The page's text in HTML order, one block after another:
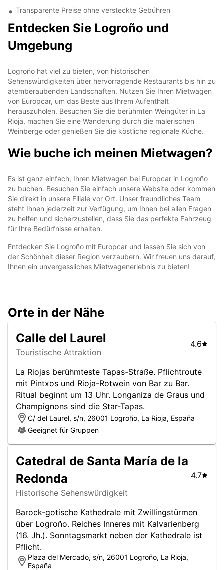
Transparente Preise ohne versteckte Gebühren
Entdecken Sie Logroño und
Umgebung
Logroño hat viel zu bieten, von historischen
Sehenswürdigkeiten über hervorragende Restaurants bis hin zu
atemberaubenden Landschaften. Nutzen Sie Ihren Mietwagen
von Europcar, um das Beste aus Ihrem Aufenthalt
herauszuholen. Besuchen Sie die berühmten Weingüter in La
Rioja, machen Sie eine Wanderung durch die malerischen
Weinberge oder genießen Sie die köstliche regionale Küche.
Wie buche ich meinen Mietwagen?
Es ist ganz einfach, Ihren Mietwagen bei Europcar in Logroño
zu buchen. Besuchen Sie einfach unsere Website oder kommen
Sie direkt in unsere Filiale vor Ort. Unser freundliches Team
steht Ihnen jederzeit zur Verfügung, um Ihnen bei allen Fragen
zu helfen und sicherzustellen, dass Sie das perfekte Fahrzeug
für Ihre Bedürfnisse erhalten.
Entdecken Sie Logroño mit Europcar und lassen Sie sich von
der Schönheit dieser Region verzaubern. Wir freuen uns darauf,
Ihnen ein unvergessliches Mietwagenerlebnis zu bieten!
Orte in der Nähe
Calle del Laurel
Touristische Attraktion
4.6
La Riojas berühmteste Tapas-Straße. Pflichtroute
mit Pintxos und Rioja-Rotwein von Bar zu Bar.
Ritual beginnt um 13 Uhr. Longaniza de Graus und
Champignons sind die Star-Tapas.
C/ del Laurel, s/n, 26001 Logroño, La Rioja, España
Geeignet für Gruppen
Catedral de Santa María de la
Redonda
Historische Sehenswürdigkeit
4.7
Barock-gotische Kathedrale mit Zwillingstürmen
über Logroño. Reiches Inneres mit Kalvarienberg
(16. Jh.). Sonntagsmarkt neben der Kathedrale ist
Pflicht.
Plaza del Mercado, s/n, 26001 Logroño, La Rioja,
España